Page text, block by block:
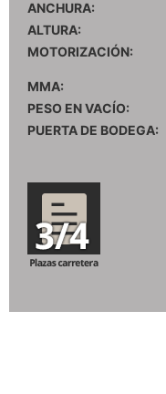
ANCHURA:
ALTURA:
MOTORIZACIÓN:
MMA:
PESO EN VACÍO:
PUERTA DE BODEGA: